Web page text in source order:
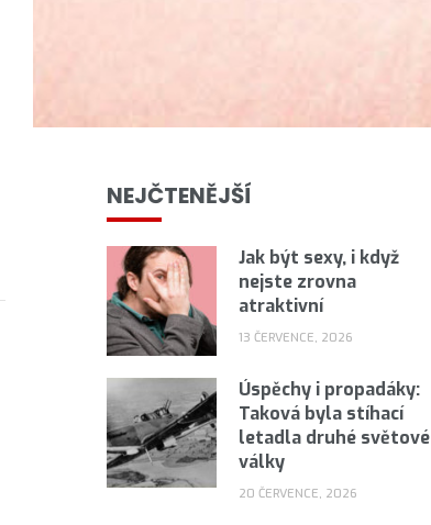
NEJČTENĚJŠÍ
Jak být sexy, i když
nejste zrovna
atraktivní
13 ČERVENCE, 2026
Úspěchy i propadáky:
Taková byla stíhací
letadla druhé světové
války
20 ČERVENCE, 2026